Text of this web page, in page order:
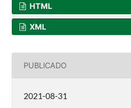
HTML
XML
PUBLICADO
2021-08-31